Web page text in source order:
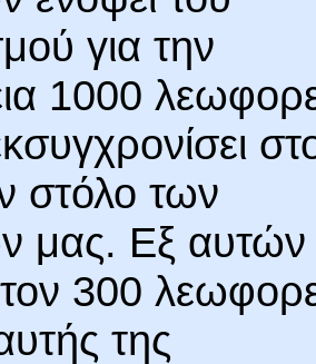
για την
1000
στόλο των
μας. Εξ αυτών
300
της